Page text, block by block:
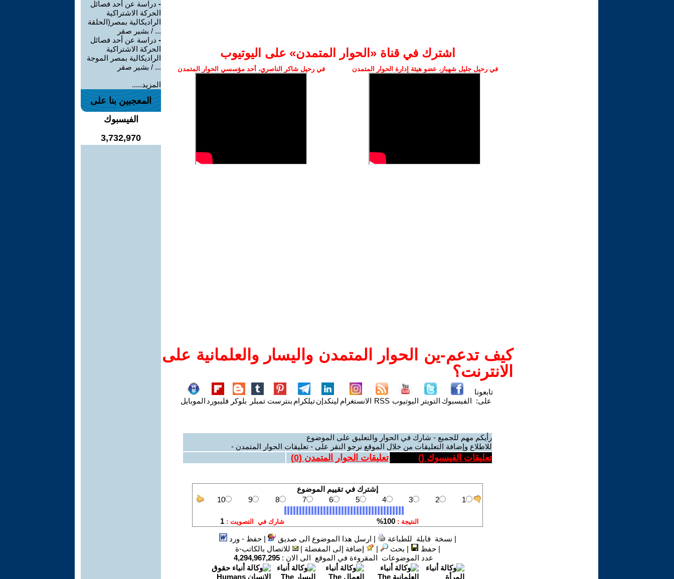
اشترك في قناة ‫«الحوار المتمدن» على اليوتيوب
في رحيل جليل شهباز، عضو هيئة إدارة الحوار المتمدن في رحيل شاكر الناصري، أحد مؤسسي الحوار المتمدن
كيف تدعم-ين الحوار المتمدن واليسار والعلمانية على
الانترنت؟
تابعونا
على: الفيسبوك التويتر اليوتيوب RSS الانستغرام لينكدإنتيلكرام بنترست تمبلر بلوكر فليبورد الموبايل
رأيكم مهم للجميع - شارك في الحوار والتعليق على الموضوع
للاطلاع وإضافة التعليقات من خلال الموقع نرجو النقر على - تعليقات الحوار المتمدن -
تعليقات الفيسبوك () تعليقات الحوار المتمدن (0
)
| نسخة قابلة للطباعة | ارسل هذا الموضوع الى صديق |حفظ - ورد
|حفظ | بحث | إضافة إلى المفضلة |
للاتصال بالكاتب-ة
عدد الموضوعات المقروءة في الموقع الى الان : 4,294,967,295
- دراسة عن أحد فصائل
الحركة الاشتراكية
الراديكالية بمصر(الحلقة
... / بشير صقر
- دراسة عن أحد فصائل
الحركة الاشتراكية
الراديكالية بمصر الموجة
... / بشير صقر
المزيد.....
المعجبين بنا على
الفيسبوك
3,732,970